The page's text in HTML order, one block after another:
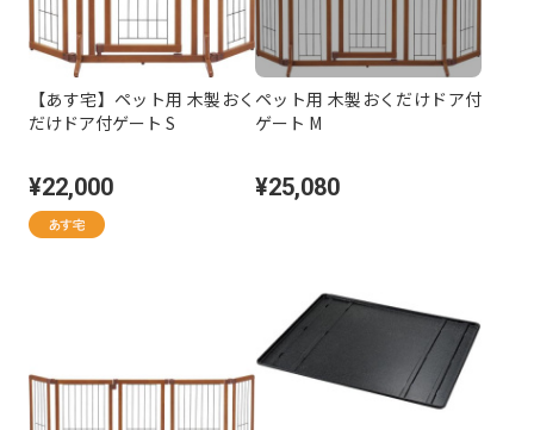
【あす宅】ペット用 木製おく
だけドア付ゲート S
¥22,000
ペット用 木製おくだけドア付
ゲート M
¥25,080